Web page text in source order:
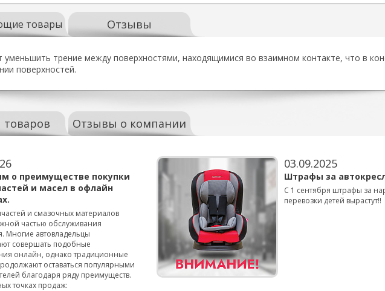
товары Отзывы
трение между поверхностями, находящимися во взаимном контакте, что в
поверхностей.
Отзывы о компании
о преимуществе покупки
и масел в офлайн
и смазочных материалов
частью обслуживания
Многие автовладельцы
совершать подобные
онлайн, однако традиционные
оставаться популярными
благодаря ряду преимуществ.
точках продаж:
03.09.2025
Штрафы за
С 1 сентября штрафы за
перевозки детей вырастут!!